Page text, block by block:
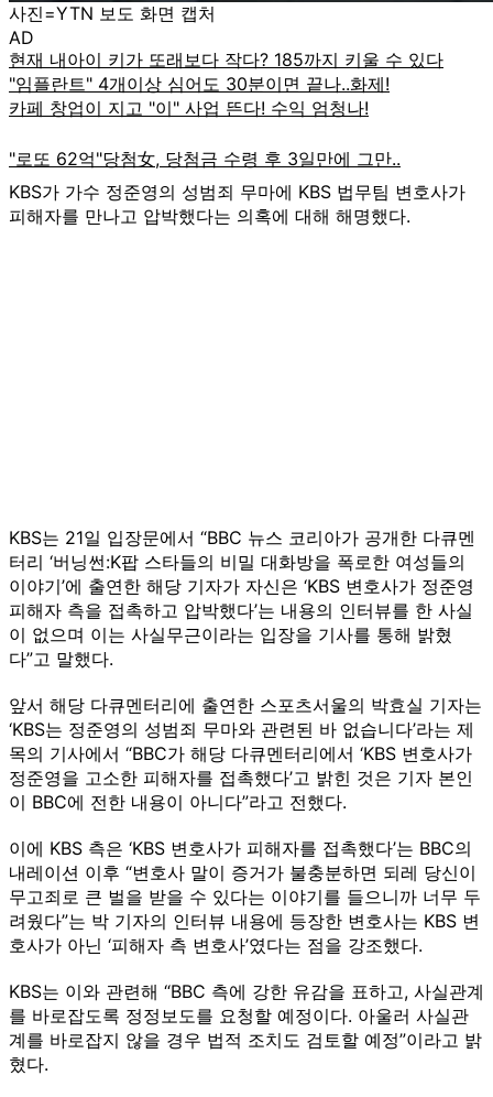
사진=YTN 보도 화면 캡처
AD
KBS가 가수 정준영의 성범죄 무마에 KBS 법무팀 변호사가
피해자를 만나고 압박했다는 의혹에 대해 해명했다.
KBS는 21일 입장문에서 “BBC 뉴스 코리아가 공개한 다큐멘
터리 ‘버닝썬:K팝 스타들의 비밀 대화방을 폭로한 여성들의
이야기’에 출연한 해당 기자가 자신은 ‘KBS 변호사가 정준영
피해자 측을 접촉하고 압박했다’는 내용의 인터뷰를 한 사실
이 없으며 이는 사실무근이라는 입장을 기사를 통해 밝혔
다”고 말했다.
앞서 해당 다큐멘터리에 출연한 스포츠서울의 박효실 기자는
‘KBS는 정준영의 성범죄 무마와 관련된 바 없습니다’라는 제
목의 기사에서 “BBC가 해당 다큐멘터리에서 ‘KBS 변호사가
정준영을 고소한 피해자를 접촉했다’고 밝힌 것은 기자 본인
이 BBC에 전한 내용이 아니다”라고 전했다.
이에 KBS 측은 ‘KBS 변호사가 피해자를 접촉했다’는 BBC의
내레이션 이후 “변호사 말이 증거가 불충분하면 되레 당신이
무고죄로 큰 벌을 받을 수 있다는 이야기를 들으니까 너무 두
려웠다”는 박 기자의 인터뷰 내용에 등장한 변호사는 KBS 변
호사가 아닌 ‘피해자 측 변호사’였다는 점을 강조했다.
KBS는 이와 관련해 “BBC 측에 강한 유감을 표하고, 사실관계
를 바로잡도록 정정보도를 요청할 예정이다. 아울러 사실관
계를 바로잡지 않을 경우 법적 조치도 검토할 예정”이라고 밝
혔다.